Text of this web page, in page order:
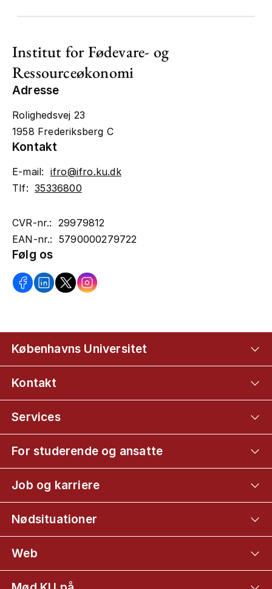
Institut for Fødevare- og
Ressourceøkonomi
Adresse
Rolighedsvej 23
1958 Frederiksberg C
Kontakt
E-mail: ifro@ifro.ku.dk
Tlf:35336800
CVR-nr.: 29979812
EAN-nr.: 5790000279722
Følg os
Københavns Universitet
Kontakt
Services
For studerende og ansatte
Job og karriere
Nødsituationer
Web